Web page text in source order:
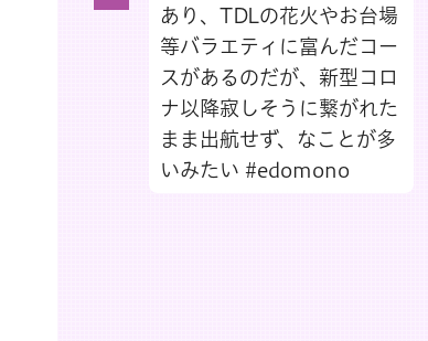
を付けて
あり、TDLの花火やお台場
等バラエティに富んだコー
スがあるのだが、新型コロ
ナ以降寂しそうに繋がれた
まま出航せず、なことが多
いみたい #edomono